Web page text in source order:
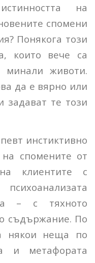
на
спомени
Понякога този
които вече са
животи.
да е вярно или
задават те този
инстиктивно
спомените от
клиентите с
– с тяхното
съдържание. По
някои неща по
и метафората